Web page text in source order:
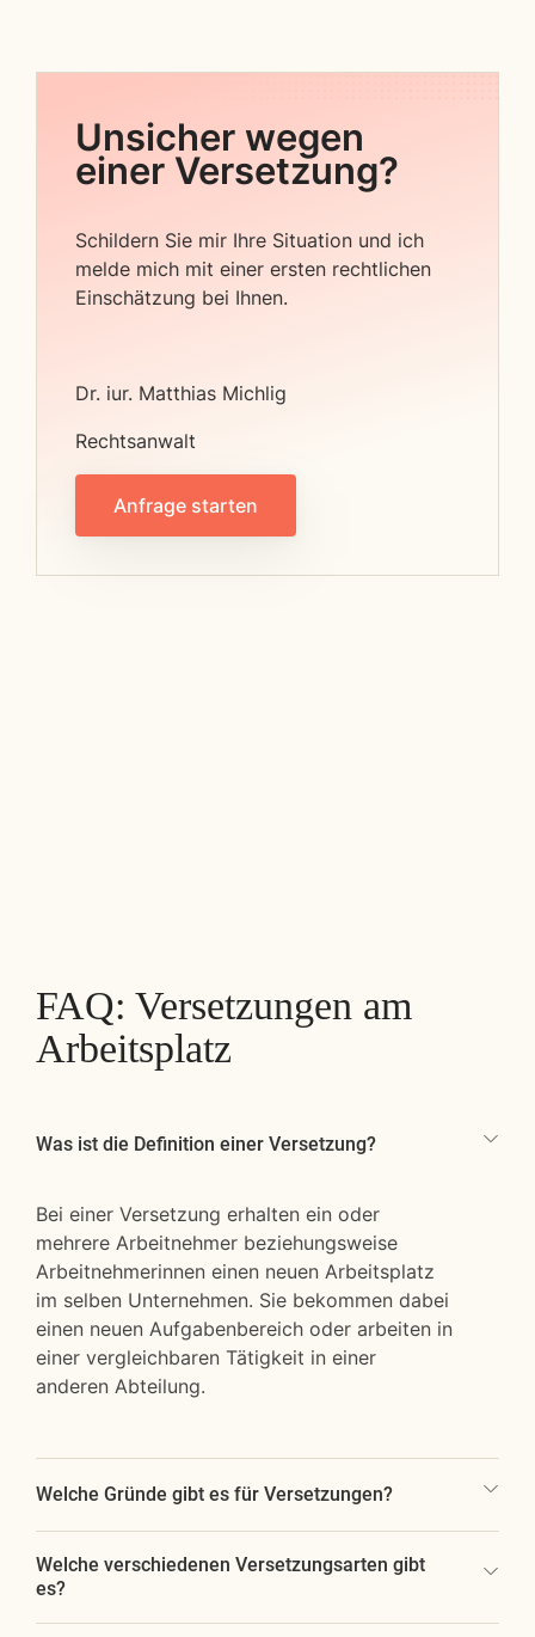
Unsicher wegen
einer Versetzung?
Schildern Sie mir Ihre Situation und ich
melde mich mit einer ersten rechtlichen
Einschätzung bei Ihnen.
Dr. iur. Matthias Michlig
Rechtsanwalt
Anfrage starten
FAQ: Versetzungen am
Arbeitsplatz
Was ist die Definition einer Versetzung?
Bei einer Versetzung erhalten ein oder
mehrere Arbeitnehmer beziehungsweise
Arbeitnehmerinnen einen neuen Arbeitsplatz
im selben Unternehmen. Sie bekommen dabei
einen neuen Aufgabenbereich oder arbeiten in
einer vergleichbaren Tätigkeit in einer
anderen Abteilung.
Welche Gründe gibt es für Versetzungen?
Welche verschiedenen Versetzungsarten gibt
es?